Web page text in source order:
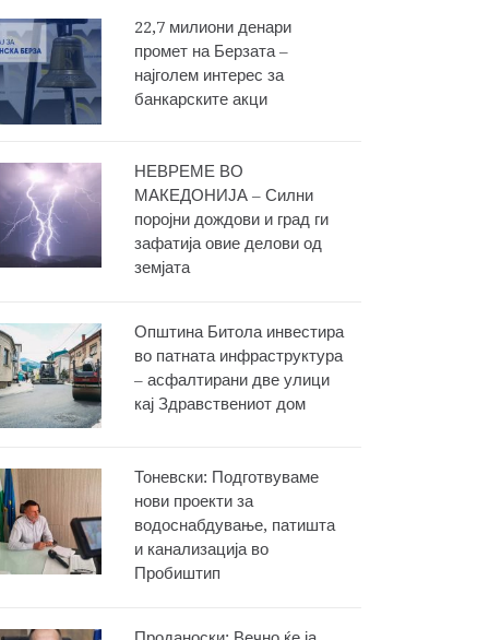
22,7 милиони денари
промет на Берзата –
најголем интерес за
банкарските акци
НЕВРЕМЕ ВО
МАКЕДОНИЈА – Силни
поројни дождови и град ги
зафатија овие делови од
земјата
Општина Битола инвестира
во патната инфраструктура
– асфалтирани две улици
кај Здравствениот дом
Тоневски: Подготвуваме
нови проекти за
водоснабдување, патишта
и канализација во
Пробиштип